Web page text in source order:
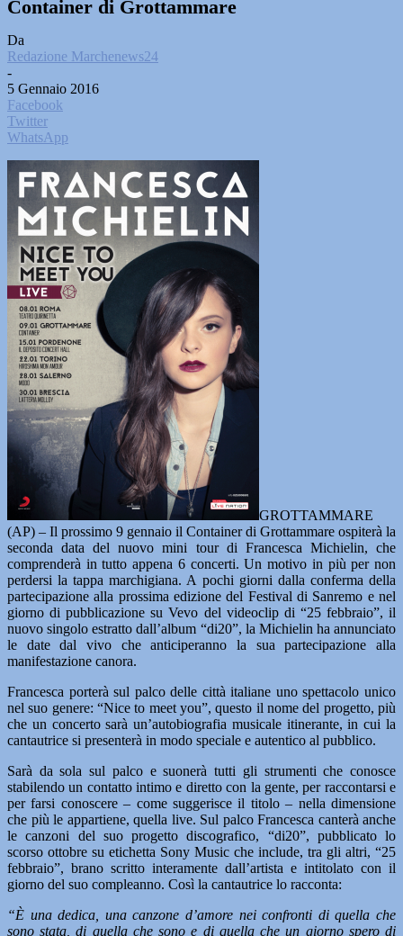
Container di Grottammare
Da
Redazione Marchenews24
-
5 Gennaio 2016
Facebook
Twitter
WhatsApp
GROTTAMMARE
(AP) – Il prossimo 9 gennaio il Container di Grottammare ospiterà la
seconda data del nuovo mini tour di Francesca Michielin, che
comprenderà in tutto appena 6 concerti. Un motivo in più per non
perdersi la tappa marchigiana. A pochi giorni dalla conferma della
partecipazione alla prossima edizione del Festival di Sanremo e nel
giorno di pubblicazione su Vevo del videoclip di “25 febbraio”, il
nuovo singolo estratto dall’album “di20”, la Michielin ha annunciato
le date dal vivo che anticiperanno la sua partecipazione alla
manifestazione canora.
Francesca porterà sul palco delle città italiane uno spettacolo unico
nel suo genere: “Nice to meet you”, questo il nome del progetto, più
che un concerto sarà un’autobiografia musicale itinerante, in cui la
cantautrice si presenterà in modo speciale e autentico al pubblico.
Sarà da sola sul palco e suonerà tutti gli strumenti che conosce
stabilendo un contatto intimo e diretto con la gente, per raccontarsi e
per farsi conoscere – come suggerisce il titolo – nella dimensione
che più le appartiene, quella live. Sul palco Francesca canterà anche
le canzoni del suo progetto discografico, “di20”, pubblicato lo
scorso ottobre su etichetta Sony Music che include, tra gli altri, “25
febbraio”, brano scritto interamente dall’artista e intitolato con il
giorno del suo compleanno. Così la cantautrice lo racconta:
“È una dedica, una canzone d’amore nei confronti di quella che
sono stata, di quella che sono e di quella che un giorno spero di